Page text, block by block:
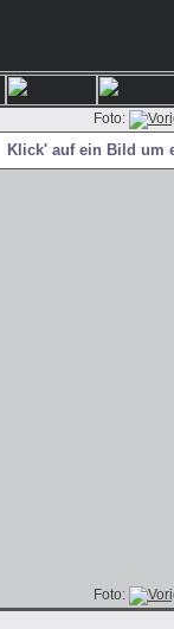
Foto:
Klick' auf ein Bild um
Foto: